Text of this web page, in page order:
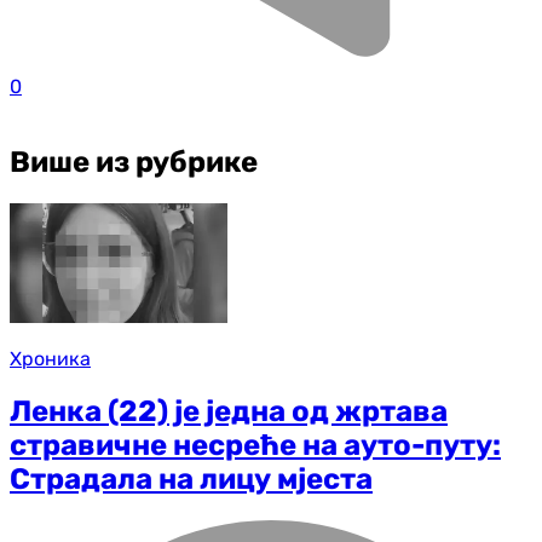
0
Више из рубрике
Хроника
Ленка (22) је једна од жртава
стравичне несреће на ауто-путу:
Страдала на лицу мјеста